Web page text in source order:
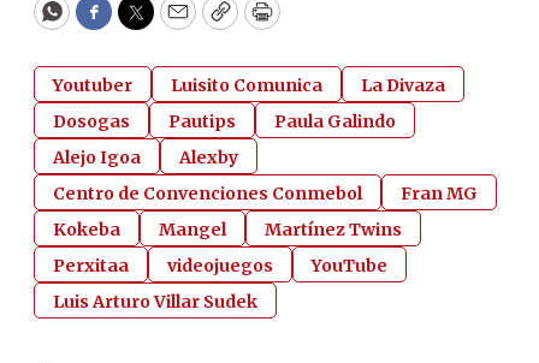
WhatsApp
Facebook
Twitter
EmailCopyPrint
Youtuber Luisito Comunica
La Divaza
Dosogas
Pautips
Paula Galindo
Alejo Igoa
Alexby
Centro de Convenciones Conmebol
Fran MG
Kokeba
Mangel
Martínez Twins
Perxitaa
videojuegos
YouTube
Luis Arturo Villar Sudek